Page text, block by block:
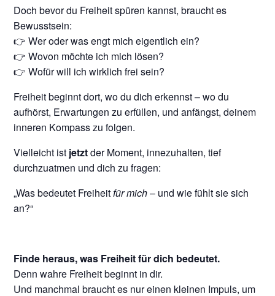
Doch bevor du Freiheit spüren kannst, braucht es
Bewusstsein:
👉 Wer oder was engt mich eigentlich ein?
👉 Wovon möchte ich mich lösen?
👉 Wofür will ich wirklich frei sein?
Freiheit beginnt dort, wo du dich erkennst – wo du
aufhörst, Erwartungen zu erfüllen, und anfängst, deinem
inneren Kompass zu folgen.
Vielleicht ist jetztder Moment, innezuhalten, tief
durchzuatmen und dich zu fragen:
„Was bedeutet Freiheitfür mich– und wie fühlt sie sich
an?“
Finde heraus, was Freiheit für dich bedeutet.
Denn wahre Freiheit beginnt in dir.
Und manchmal braucht es nur einen kleinen Impuls, um